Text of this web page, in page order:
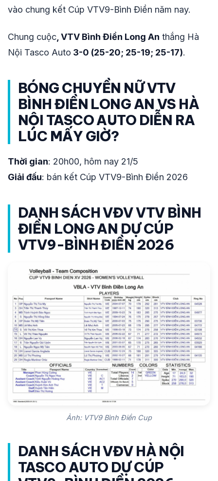
vào chung kết Cúp VTV9-Bình Điền năm nay.
Chung cuộc , VTV Bình Điền Long An thắng Hà
Nội Tasco Auto 3-0 (25-20; 25-19; 25-17).
BÓNG CHUYỀN NỮ VTV
BÌNH ĐIỀN LONG AN VS HÀ
NỘI TASCO AUTO DIỄN RA
LÚC MẤY GIỜ?
Thời gian: 20h00, hôm nay 21/5
Giải đấu: bán kết Cúp VTV9-Bình Điền 2026
DANH SÁCH VĐV VTV BÌNH
ĐIỀN LONG AN DỰ CÚP
VTV9-BÌNH ĐIỀN 2026
Ảnh: VTV9 Bình Điền Cup
DANH SÁCH VĐV HÀ NỘI
TASCO AUTO DỰ CÚP